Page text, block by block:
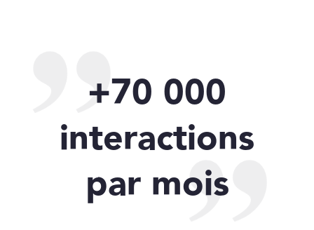
+70 000
interactions
par mois